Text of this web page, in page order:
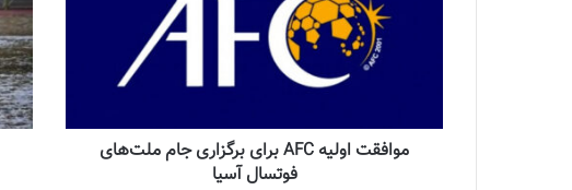
موافقت اولیه‌ AFC برای برگزاری جام ملت‌های
فوتسال آسیا